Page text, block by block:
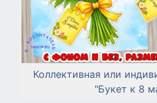
Коллективная или
"Букет к 8